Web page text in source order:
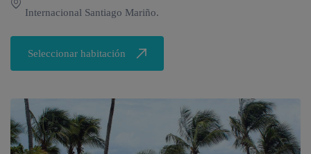
🔍 Sol y Playa
🌴 Margarita
🌴 Cubagua
🌴 Los Roques
🌴 Anzoátegui
🌴 Caracas
🌴 Canaima
🌴 Delta del Orinoco
🌴 Colonia Tovar
Vuelos
Apartamentos
Cruceros
Internacional Santiago Mariño.
Seleccionar habitación